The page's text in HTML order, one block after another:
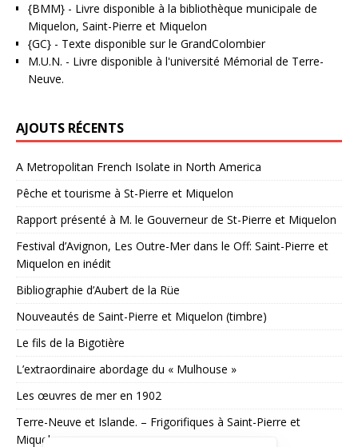
{BMM} - Livre disponible à la bibliothèque municipale de
Miquelon, Saint-Pierre et Miquelon
{GC} - Texte disponible sur le GrandColombier
M.U.N. - Livre disponible à l'université Mémorial de Terre-
Neuve.
AJOUTS RÉCENTS
A Metropolitan French Isolate in North America
Pêche et tourisme à St-Pierre et Miquelon
Rapport présenté à M. le Gouverneur de St-Pierre et Miquelon
Festival d’Avignon, Les Outre-Mer dans le Off: Saint-Pierre et
Miquelon en inédit
Bibliographie d’Aubert de la Rüe
Nouveautés de Saint-Pierre et Miquelon (timbre)
Le fils de la Bigotière
L’extraordinaire abordage du « Mulhouse »
Les œuvres de mer en 1902
Terre-Neuve et Islande. – Frigorifiques à Saint-Pierre et
Miquelon